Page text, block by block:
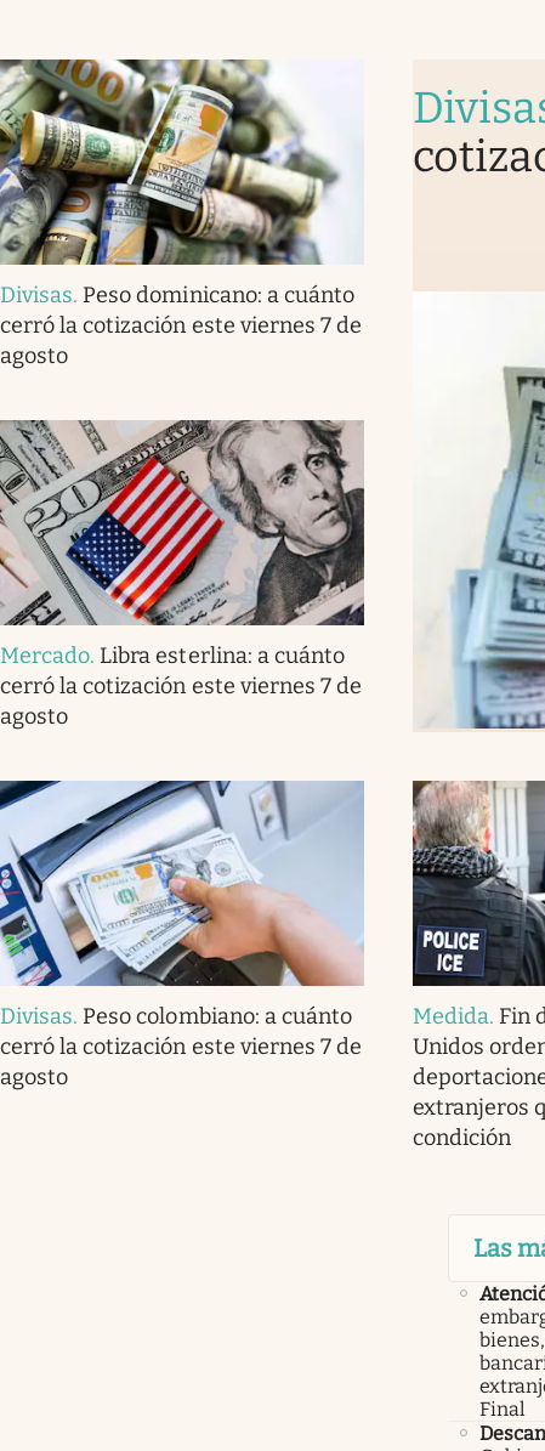
Divisas. Peso dominicano: a cuánto
cerró la cotización este viernes 7 de
agosto
Mercado. Libra esterlina: a cuánto
cerró la cotización este viernes 7 de
agosto
Divisas. Peso colombiano: a cuánto
cerró la cotización este viernes 7 de
agosto
Medida. Fin
Unidos
extranjeros
condición
Las
Final